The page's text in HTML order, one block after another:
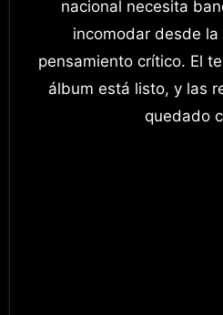
nacional necesita
incomodar desde
pensamiento crítico. El
álbum está listo, y las
quedado